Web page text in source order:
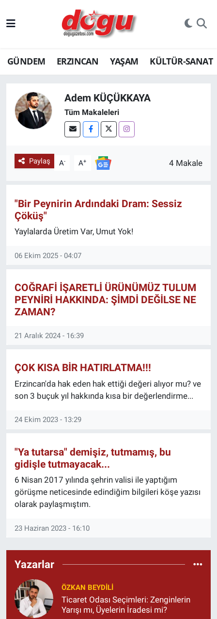
GÜNDEM ERZINCAN YAŞAM KÜLTÜR-SANAT
Adem KÜÇÜKKAYA
Tüm Makaleleri
Paylaş A- A+ 4 Makale
"Bir Peynirin Ardındaki Dram: Sessiz
Çöküş"
Yaylalarda Üretim Var, Umut Yok!
06 Ekim 2025 - 04:07
COĞRAFİ İŞARETLİ ÜRÜNÜMÜZ TULUM
PEYNİRİ HAKKINDA: ŞİMDİ DEĞİLSE NE
ZAMAN?
21 Aralık 2024 - 16:39
ÇOK KISA BİR HATIRLATMA!!!
Erzincan'da hak eden hak ettiği değeri alıyor mu? ve
son 3 buçuk yıl hakkında kısa bir değerlendirme...
24 Ekim 2023 - 13:29
"Ya tutarsa" demişiz, tutmamış, bu
gidişle tutmayacak...
6 Nisan 2017 yılında şehrin valisi ile yaptığım
görüşme neticesinde edindiğim bilgileri köşe yazısı
olarak paylaşmıştım.
23 Haziran 2023 - 16:10
Yazarlar
ÖZKAN BEYDİLİ
Ticaret Odası Seçimleri: Zenginlerin
Yarışı mı, Üyelerin İradesi mi?
ERZINCAN
GÜNDEM
SAĞLIK
EKONOMİ
GENEL
KÜLTÜR-SANAT
Yerel Haber
Politika
SPOR
YAŞAM